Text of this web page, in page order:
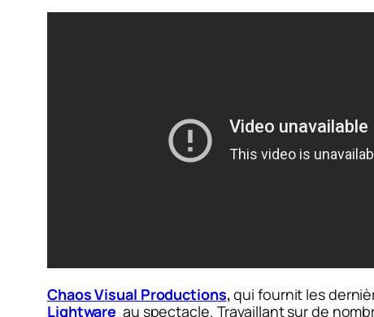
Chaos Visual Productions,qui fournit les
Lightware au spectacle. Travaillant sur de